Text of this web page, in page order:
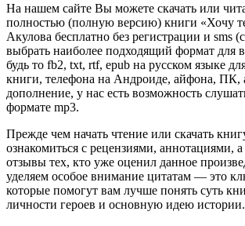
На нашем сайте Вы можете скачать или
полностью (полную версию) книги «Хочу
Акулова бесплатно без регистрации и sms
выбрать наиболее подходящий формат для
будь то fb2, txt, rtf, epub на русском языке
книги, телефона на Андроиде, айфона, ПК,
дополнение, у нас есть возможность
формате mp3.
Прежде чем начать чтение или скачать
ознакомиться с рецензиями, аннотациями,
отзывы тех, кто уже оценил данное
уделяем особое внимание цитатам — это
которые помогут вам лучше понять суть
личности героев и основную идею истории.